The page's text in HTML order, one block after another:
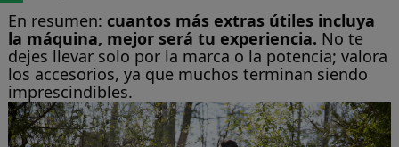
En resumen: cuantos más extras útiles incluya
la máquina, mejor será tu experiencia. No te
dejes llevar solo por la marca o la potencia; valora
los accesorios, ya que muchos terminan siendo
imprescindibles.